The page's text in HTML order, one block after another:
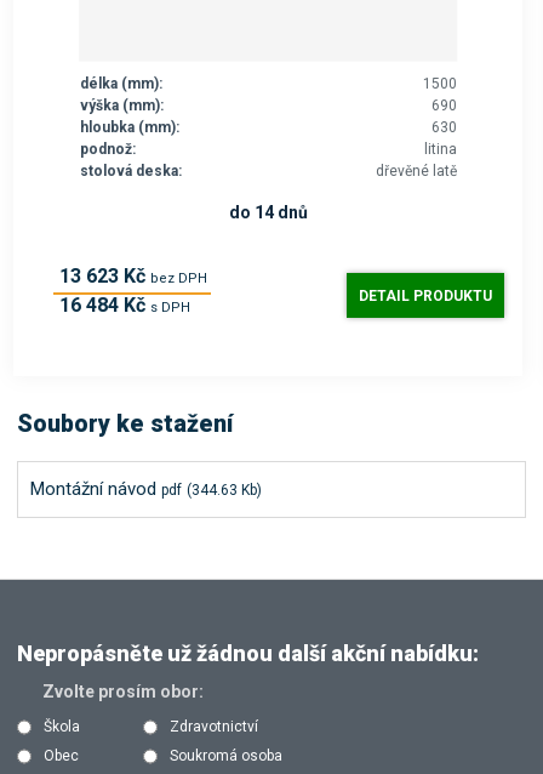
délka (mm):
1500
výška (mm):
690
hloubka (mm):
630
podnož:
litina
stolová deska:
dřevěné latě
13 623 Kč bez DPH
16 484 Kč s DPH
do 14 dnů
DETAIL PRODUKTU
Soubory ke stažení
Montážní návod pdf (344.63 Kb)
Nepropásněte už žádnou další akční nabídku:
Zvolte prosím obor:
Škola
Zdravotnictví
Obec
Soukromá osoba